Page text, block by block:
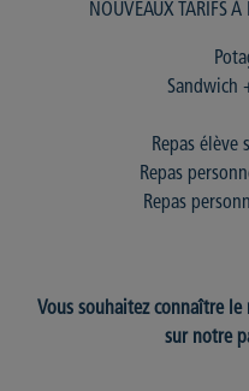
NOUVEAUX TARIFS À
Sandwich
Repas élève
Repas
Repas
Vous souhaitez connaître le
sur notre